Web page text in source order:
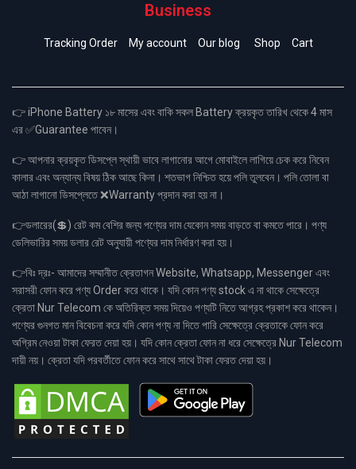
Business
Tracking Order My account Our blog Shop Cart
👉 iPhone Battery ১৮ মাসের এবং বাকি সকল Battery ক্রয়কৃত তারিখ থেকে 4 মাস
এর ✅Guarantee পাবেন।
👉 আপনার ক্রয়কৃত ডিসপ্লে স্থায়ী ভাবে লাগানোর আগে মোবাইলে লাগিয়ে চেক করে নিবেন
কালার এবং অন্যান্য বিষয় ঠিক আছে কিনা। শতভাগ নিশ্চিত হয়ে পলি তুলবেন। পলি তোলা বা
আঠা লাগানো ডিসপ্লেতে ❌Warranty প্রদান করা হয় না।
👉ডলারের(💲) রেট কম বেশির জন্য পণ্যের দাম যেকোন সময় বাড়তে বা কমতে পারে। পণ্য
ডেলিভারির সময় ডলার রেট অনুযায়ী পণ্যের দাম নির্ধারণ করা হয়।
👉বিঃ দ্রঃ- আমাদের সম্মানীত ক্রেতাগন Website, Whatsapp, Messenger এবং
সরাসরী ফোন করে পণ্য Order করে থাকে। যদি কোন পণ্য stock এ না থাকে সেক্ষেত্রে
ক্রেতা Nur Telecom কে অতিরিক্ত সময় দিয়েও পণ্যটি নিতে আগ্রহ প্রকাশ করে থাকেন।
পণ্যের গুনগত মান বিবেচনা করে যদি কোন পণ্য না দিতে পারি সেক্ষেত্রে ক্রেতাকে ফোন করে
অগ্রিম নেওয়া টাকা ফেরত দেয়া হয়। যদি কোন ক্রেতা ফোন না ধরে সেক্ষেত্রে Nur Telecom
দায়ী নয়। ক্রেতা যদি পরবর্তীতে ফোন করে সাথে সাথে টাকা ফেরত দেয়া হয়।